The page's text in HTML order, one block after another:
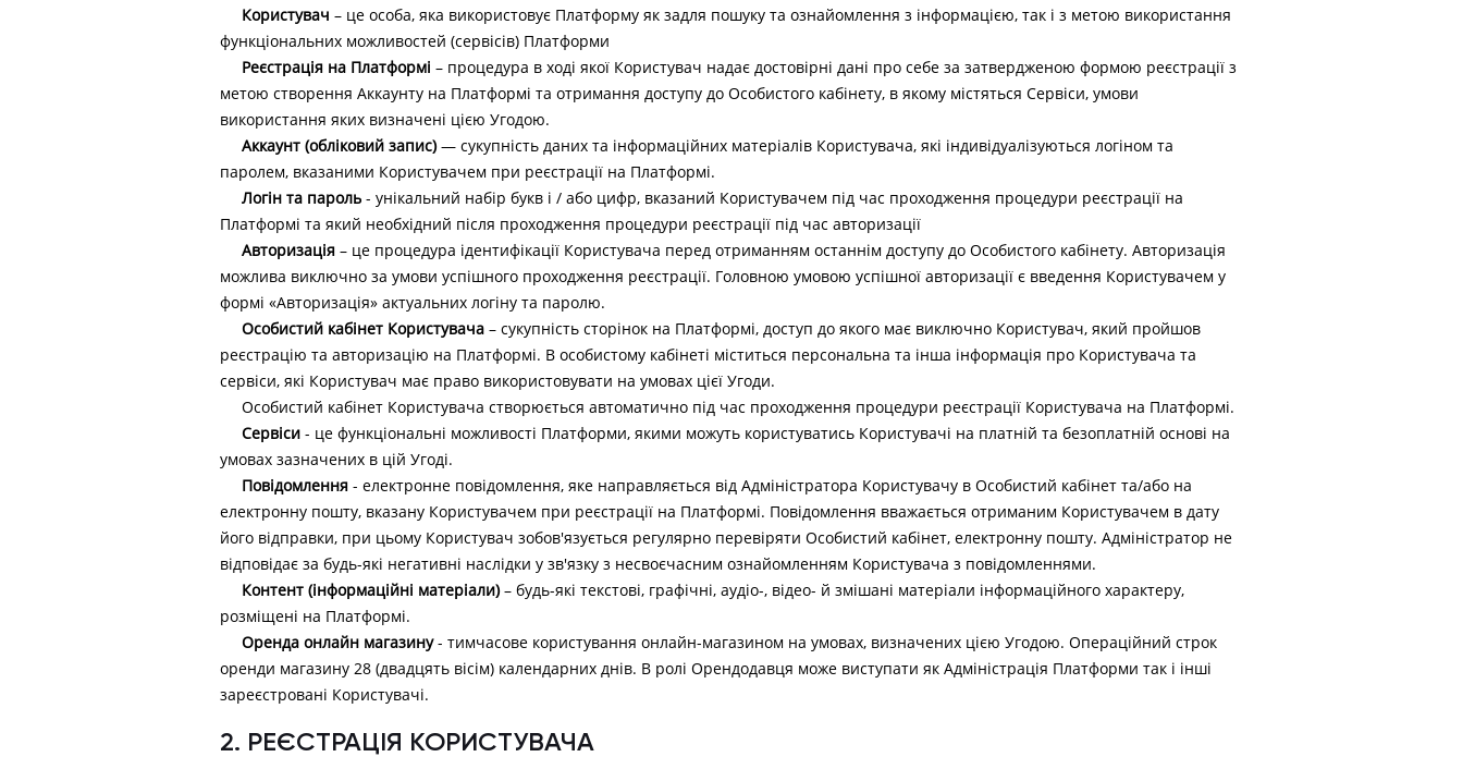
Користувач – це особа, яка використовує Платформу як задля пошуку та ознайомлення з інформацією, так і з метою використання
функціональних можливостей (сервісів) Платформи
Реєстрація на Платформі – процедура в ході якої Користувач надає достовірні дані про себе за затвердженою формою реєстрації з
метою створення Аккаунту на Платформі та отримання доступу до Особистого кабінету, в якому містяться Сервіси, умови
використання яких визначені цією Угодою.
Аккаунт (обліковий запис)— сукупність даних та інформаційних матеріалів Користувача, які індивідуалізуються логіном та
паролем, вказаними Користувачем при реєстрації на Платформі.
Логін та пароль - унікальний набір букв і / або цифр, вказаний Користувачем під час проходження процедури реєстрації на
Платформі та який необхідний після проходження процедури реєстрації під час авторизації
Авторизація – це процедура ідентифікації Користувача перед отриманням останнім доступу до Особистого кабінету. Авторизація
можлива виключно за умови успішного проходження реєстрації. Головною умовою успішної авторизації є введення Користувачем у
формі «Авторизація» актуальних логіну та паролю.
Особистий кабінет Користувача – сукупність сторінок на Платформі, доступ до якого має виключно Користувач, який пройшов
реєстрацію та авторизацію на Платформі. В особистому кабінеті міститься персональна та інша інформація про Користувача та
сервіси, які Користувач має право використовувати на умовах цієї Угоди.
Особистий кабінет Користувача створюється автоматично під час проходження процедури реєстрації Користувача на Платформі.
Сервіси - це функціональні можливості Платформи, якими можуть користуватись Користувачі на платній та безоплатній основі на
умовах зазначених в цій Угоді.
Повідомлення - електронне повідомлення, яке направляється від Адміністратора Користувачу в Особистий кабінет та/або на
електронну пошту, вказану Користувачем при реєстрації на Платформі. Повідомлення вважається отриманим Користувачем в дату
його відправки, при цьому Користувач зобов'язується регулярно перевіряти Особистий кабінет, електронну пошту. Адміністратор не
відповідає за будь-які негативні наслідки у зв'язку з несвоєчасним ознайомленням Користувача з повідомленнями.
Контент (інформаційні матеріали)– будь-які текстові, графічні, аудіо-, відео- й змішані матеріали інформаційного характеру,
розміщені на Платформі.
Оренда онлайн магазину- тимчасове користування онлайн-магазином на умовах, визначених цією Угодою. Операційний строк
оренди магазину 28 (двадцять вісім) календарних днів. В ролі Орендодавця може виступати як Адміністрація Платформи так і інші
зареєстровані Користувачі.
2. РЕЄСТРАЦІЯ КОРИСТУВАЧА